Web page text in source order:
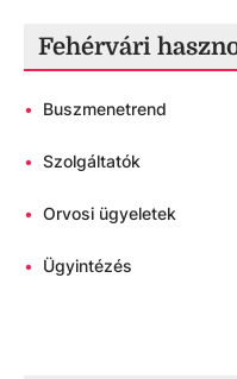
Fehérvári
• Buszmenetrend
• Szolgáltatók
• Orvosi ügyeletek
• Ügyintézés